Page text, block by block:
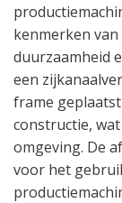
kenmerken
duurzaamheid
een
frame
constructie,
omgeving. De
voor het